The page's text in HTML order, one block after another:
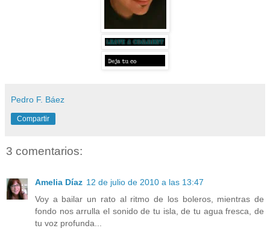
Pedro F. Báez
Compartir
3 comentarios:
Amelia Díaz 12 de julio de 2010 a las 13:47
Voy a bailar un rato al ritmo de los boleros, mientras de
fondo nos arrulla el sonido de tu isla, de tu agua fresca, de
tu voz profunda...